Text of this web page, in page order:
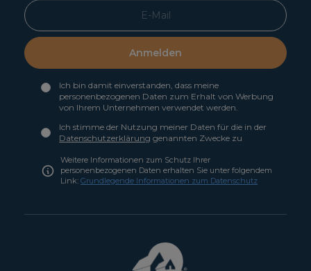
Anmelden
Ich bin damit einverstanden, dass meine
personenbezogenen Daten zum Erhalt von Werbung
von Ihrem Unternehmen verwendet werden.
Ich stimme der Nutzung meiner Daten für die in der
Datenschutzerklärung genannten Zwecke zu
Weitere Informationen zum Schutz Ihrer
personenbezogenen Daten erhalten Sie unter folgendem
Link:Grundlegende Informationen zum Datenschutz